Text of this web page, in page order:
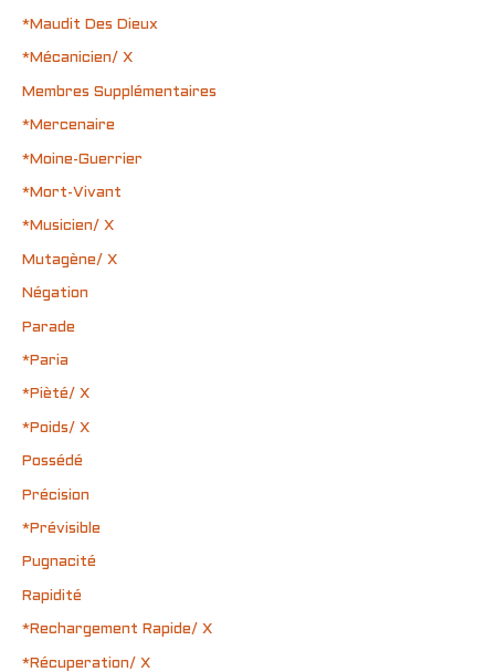
*Maudit Des Dieux
*Mécanicien/ X
Membres Supplémentaires
*Mercenaire
*Moine-Guerrier
*Mort-Vivant
*Musicien/ X
Mutagène/ X
Négation
Parade
*Paria
*Pièté/ X
*Poids/ X
Possédé
Précision
*Prévisible
Pugnacité
Rapidité
*Rechargement Rapide/ X
*Récuperation/ X